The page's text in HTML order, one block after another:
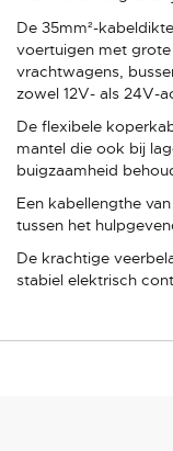
De 35mm²-
voertuigen met
vrachtwagens,
zowel 12V- als 24V-
De flexibele
mantel die ook bij
buigzaamheid
Een kabellengthe
tussen het
De krachtige
stabiel elektrisch